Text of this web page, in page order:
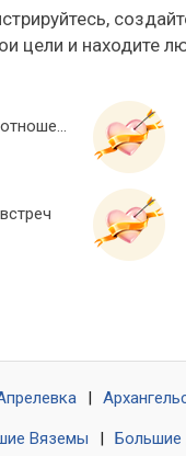
цели и находите
Знакомства для отношений
Вяземы